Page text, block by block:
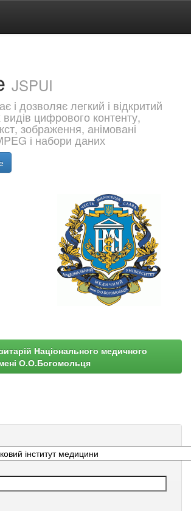
JSPUI
і дозволяє легкий і відкритий
видів цифрового контенту,
зображення, анімовані
і набори даних
Національного медичного
О.О.Богомольця